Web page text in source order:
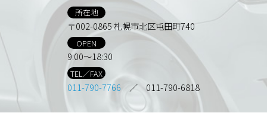
所在地
〒002-0865 札幌市北区屯田町740
OPEN
9:00～18:30
TEL／FAX
011-790-7766 ／ 011-790-6818